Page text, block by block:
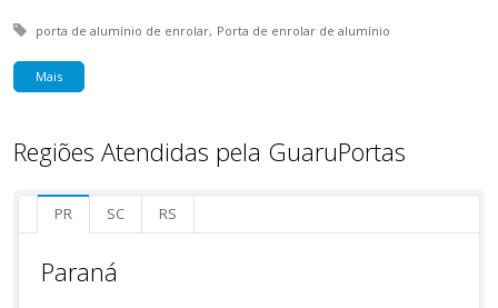
Tagged with:
porta de alumínio de enrolar Porta de enrolar de alumínio
Mais
Regiões Atendidas pela GuaruPortas
PR SC RS
Paraná